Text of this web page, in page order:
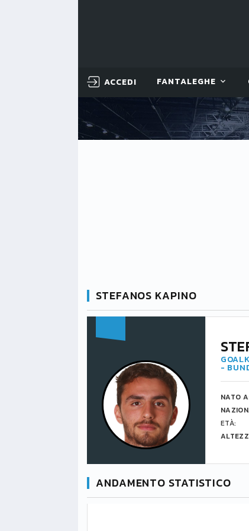
ACCEDI FANTALEGHE
STEFANOS KAPINO
-
NATO
ETÀ:
ANDAMENTO STATISTICO